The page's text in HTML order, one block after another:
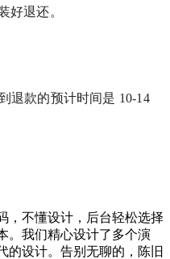
好退还。
退款的预计时间是 10-14
，不懂设计，后台轻松选择
。我们精心设计了多个演
的设计。告别无聊的，陈旧